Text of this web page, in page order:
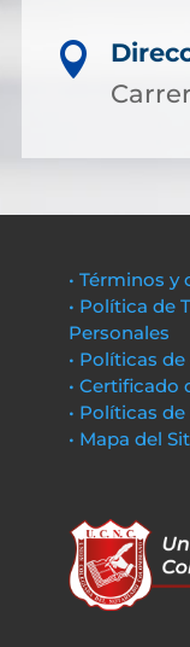

• Términos
• Política de
Personales
• Políticas
• Certificado
• Políticas
• Mapa del